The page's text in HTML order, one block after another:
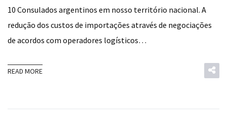
10 Consulados argentinos em nosso território nacional. A
redução dos custos de importações através de negociações
de acordos com operadores logísticos…
READ MORE